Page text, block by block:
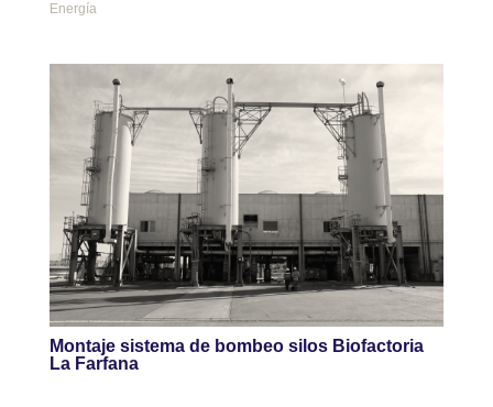
Energía
Montaje sistema de bombeo silos Biofactoria
La Farfana